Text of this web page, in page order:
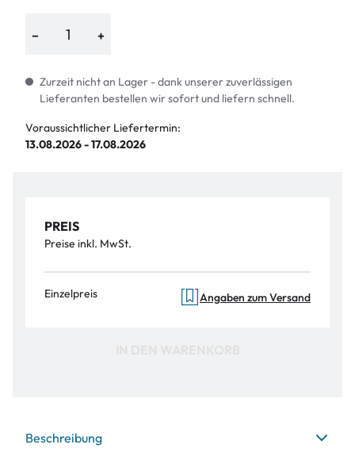
− +
Zurzeit nicht an Lager - dank unserer zuverlässigen
Lieferanten bestellen wir sofort und liefern schnell.
Voraussichtlicher Liefertermin:
13.08.2026 - 17.08.2026
PREIS
Preise inkl. MwSt.
Einzelpreis Angaben zum Versand
Beschreibung